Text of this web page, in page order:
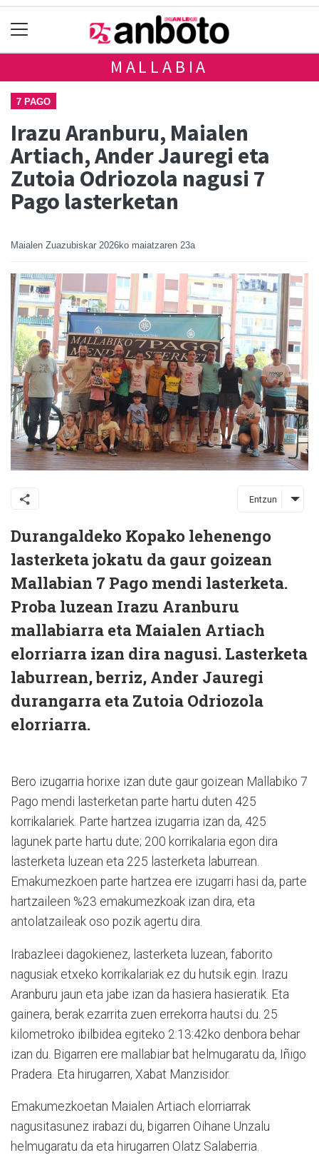
MALLABIA
7 PAGO
Irazu Aranburu, Maialen
Artiach, Ander Jauregi eta
Zutoia Odriozola nagusi 7
Pago lasterketan
Maialen Zuazubiskar 2026ko maiatzaren 23a
Entzun
Durangaldeko Kopako lehenengo
lasterketa jokatu da gaur goizean
Mallabian 7 Pago mendi lasterketa.
Proba luzean Irazu Aranburu
mallabiarra eta Maialen Artiach
elorriarra izan dira nagusi. Lasterketa
laburrean, berriz, Ander Jauregi
durangarra eta Zutoia Odriozola
elorriarra.
Bero izugarria horixe izan dute gaur goizean Mallabiko 7
Pago mendi lasterketan parte hartu duten 425
korrikalariek. Parte hartzea izugarria izan da, 425
lagunek parte hartu dute; 200 korrikalaria egon dira
lasterketa luzean eta 225 lasterketa laburrean.
Emakumezkoen parte hartzea ere izugarri hasi da, parte
hartzaileen %23 emakumezkoak izan dira, eta
antolatzaileak oso pozik agertu dira.
Irabazleei dagokienez, lasterketa luzean, faborito
nagusiak etxeko korrikalariak ez du hutsik egin. Irazu
Aranburu jaun eta jabe izan da hasiera hasieratik. Eta
gainera, berak ezarrita zuen errekorra hautsi du. 25
kilometroko ibilbidea egiteko 2:13:42ko denbora behar
izan du. Bigarren ere mallabiar bat helmugaratu da, Iñigo
Pradera. Eta hirugarren, Xabat Manzisidor.
Emakumezkoetan Maialen Artiach elorriarrak
nagusitasunez irabazi du, bigarren Oihane Unzalu
helmugaratu da eta hirugarren Olatz Salaberria.